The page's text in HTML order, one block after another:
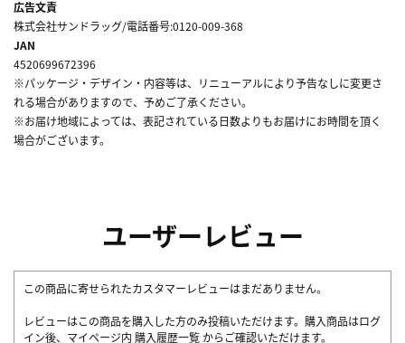
広告文責
株式会社サンドラッグ/電話番号:0120-009-368
JAN
4520699672396
※パッケージ・デザイン・内容等は、リニューアルにより予告なしに変更さ
れる場合がありますので、予めご了承ください。
※お届け地域によっては、表記されている日数よりもお届けにお時間を頂く
場合がございます。
ユーザーレビュー
この商品に寄せられたカスタマーレビューはまだありません。
レビューはこの商品を購入した方のみ投稿いただけます。購入商品はログ
イン後、マイページ内 購入履歴一覧 からご確認いただけます。